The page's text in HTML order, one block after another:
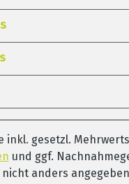
inkl. gesetzl.
und ggf.
nicht anders